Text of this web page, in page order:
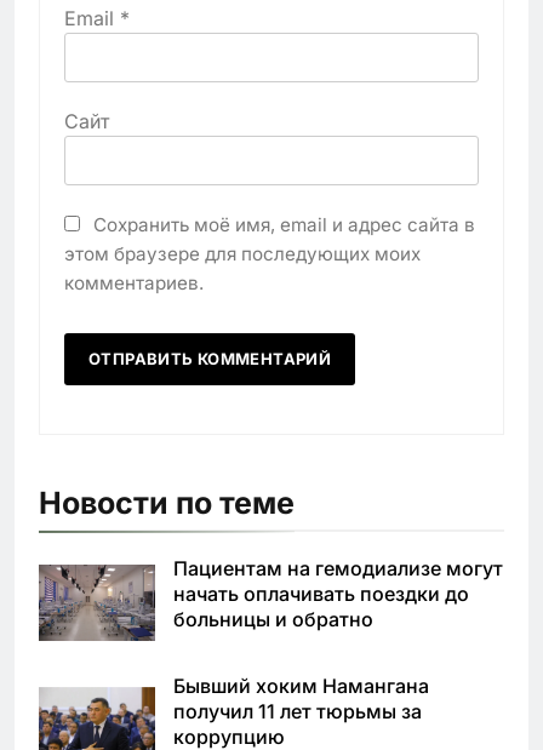
Email *
Сайт
Сохранить моё имя, email и адрес сайта в
этом браузере для последующих моих
комментариев.
Новости по теме
Пациентам на гемодиализе могут
начать оплачивать поездки до
больницы и обратно
Бывший хоким Намангана
получил 11 лет тюрьмы за
коррупцию